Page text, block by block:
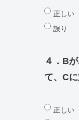
正しい
誤り
４．B
て、C
正しい